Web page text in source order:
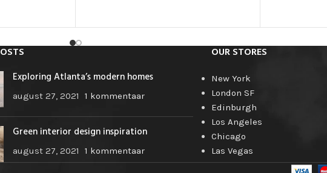
Exploring Atlanta’s modern homes
august 27, 2021 1 kommentaar
Green interior design inspiration
august 27, 2021 1 kommentaar
OUR STORES
New York
London SF
Edinburgh
Los Angeles
Chicago
Las Vegas